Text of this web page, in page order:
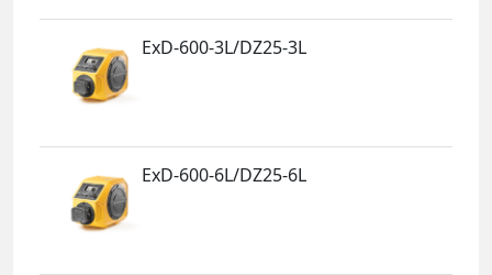
ExD-600-3L/DZ25-3L
ExD-600-6L/DZ25-6L